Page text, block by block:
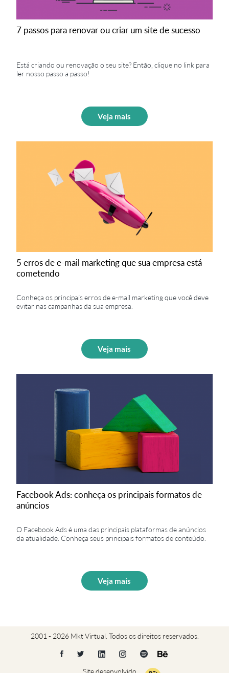
7 passos para renovar ou criar um site de sucesso
Está criando ou renovação o seu site? Então, clique no link para
ler nosso passo a passo!
Veja mais
5 erros de e-mail marketing que sua empresa está
cometendo
Conheça os principais erros de e-mail marketing que você deve
evitar nas campanhas da sua empresa.
Veja mais
Facebook Ads: conheça os principais formatos de
anúncios
O Facebook Ads é uma das principais plataformas de anúncios
da atualidade. Conheça seus principais formatos de conteúdo.
Veja mais
2001 - 2026 Mkt Virtual. Todos os direitos reservados.
Site desenvolvido